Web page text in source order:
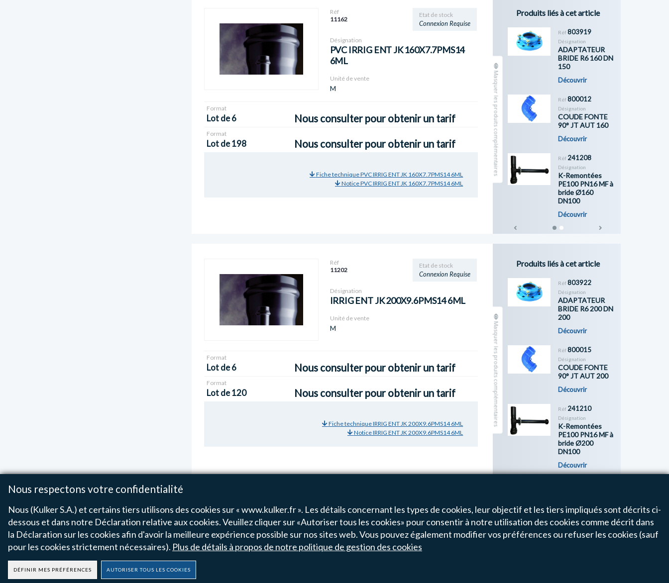
Etat de stock
Connexion Requise
Réf
11162
Désignation
PVC IRRIG ENT JK 160X7.7PMS14
6ML
Unité de vente
M
Format
Lot de 6 Nous consulter pour obtenir un tarif
Format
Lot de 198 Nous consulter pour obtenir un tarif
Fiche technique PVC IRRIG ENT JK 160X7.7PMS14 6ML
Notice PVC IRRIG ENT JK 160X7.7PMS14 6ML
Masquer les produits complémentaires
Produits liés à cet article
Réf803919
Désignation
ADAPTATEUR
BRIDE R6 160 DN
150
Découvrir
Réf800012
Désignation
COUDE FONTE
90° JT AUT 160
Découvrir
Réf 241208
Désignation
K-Remontées
PE100 PN16 MF à
bride Ø160
DN100
Découvrir
Previous
Etat de stock
Connexion Requise
Réf
11202
Désignation
IRRIG ENT JK 200X9.6PMS14 6ML
Unité de vente
M
Format
Lot de 6 Nous consulter pour obtenir un tarif
Format
Lot de 120 Nous consulter pour obtenir un tarif
Fiche technique IRRIG ENT JK 200X9.6PMS14 6ML
Notice IRRIG ENT JK 200X9.6PMS14 6ML
Masquer les produits complémentaires
Produits liés à cet article
Réf803922
Désignation
ADAPTATEUR
BRIDE R6 200 DN
200
Découvrir
Réf800015
Désignation
COUDE FONTE
90° JT AUT 200
Découvrir
Réf 241210
Désignation
K-Remontées
PE100 PN16 MF à
bride Ø200
DN100
Découvrir
Affichage de1-6 sur 6résultats 1
Nous respectons votre confidentialité
Nous (Kulker S.A.) et certains tiers utilisons des cookies sur « www.kulker.fr ». Les détails concernant les types de cookies, leur objectif et les tiers impliqués sont décrits ci-
dessous et dans notre Déclaration relative aux cookies. Veuillez cliquer sur «Autoriser tous les cookies» pour consentir à notre utilisation des cookies comme décrit dans
la Déclaration sur les cookies afin d'avoir la meilleure expérience possible sur nos sites web. Vous pouvez également modifier vos préférences ou refuser les cookies (sauf
pour les cookies strictement nécessaires). Plus de détails à propos de notre politique de gestion des cookies
DÉFINIR MES PRÉFÉRENCES AUTORISER TOUS LES COOKIES
Un projet, une question ?